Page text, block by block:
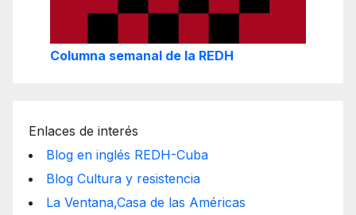
Columna semanal de la REDH
Enlaces de interés
Blog en inglés REDH-Cuba
Blog Cultura y resistencia
La Ventana,Casa de las Américas